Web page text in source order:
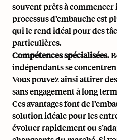
souvent prêts à
processus d’embauche est
qui le rend idéal pour des
particulières.
Compétences spécialisées.
indépendants se
Vous pouvez ainsi attirer
sans engagement à long
Ces avantages font de
solution idéale pour les
évoluer rapidement ou